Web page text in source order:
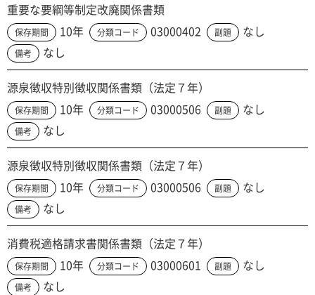
重要な要綱等制定改廃関係書類
保存期間 10年 分類コード 03000402 副題 なし
備考 なし
源泉徴収特別徴収関係書類（法定７年）
保存期間 10年 分類コード 03000506 副題 なし
備考 なし
源泉徴収特別徴収関係書類（法定７年）
保存期間 10年 分類コード 03000506 副題 なし
備考 なし
消費税適格請求書関係書類（法定７年）
保存期間 10年 分類コード 03000601 副題 なし
備考 なし